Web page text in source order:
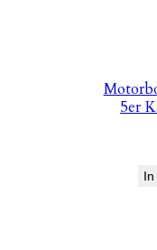
5er